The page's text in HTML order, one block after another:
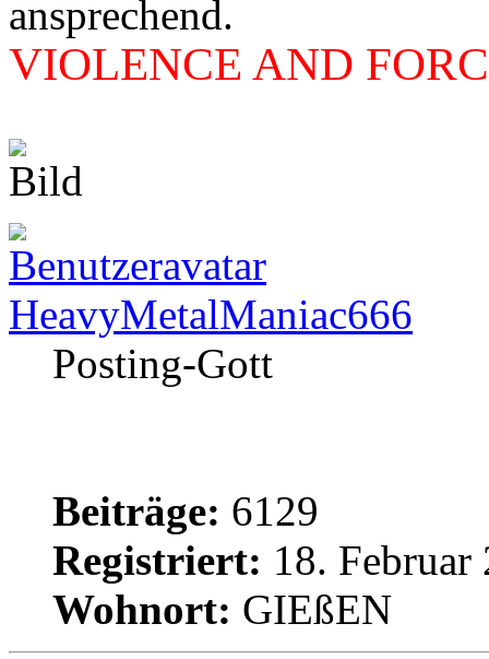
ansprechend.
VIOLENCE AND
HeavyMetalManiac666
Posting-Gott
Beiträge: 6129
Registriert: 18. Februar
Wohnort: GIEßEN